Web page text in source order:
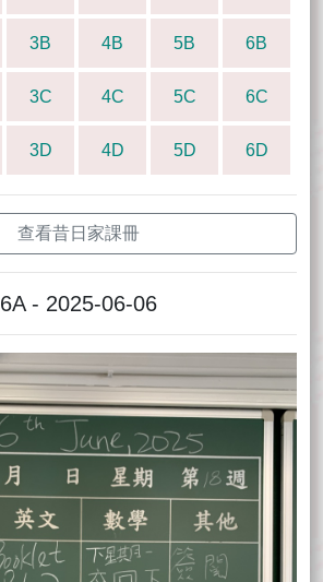
3B 4B 5B 6B
3C 4C 5C 6C
3D 4D 5D 6D
查看昔日家課冊
6A - 2025-06-06